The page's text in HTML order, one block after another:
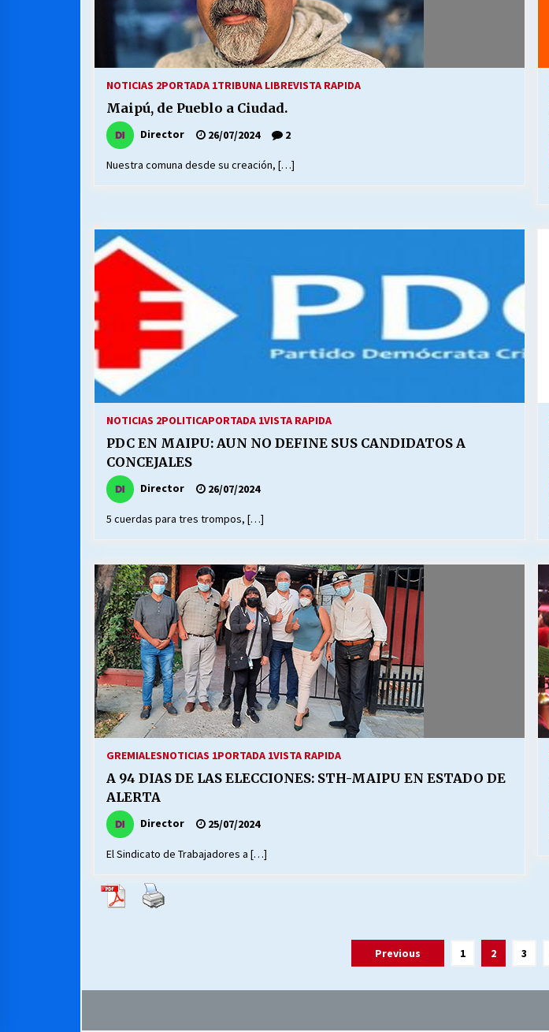
NOTICIAS 2PORTADA 1TRIBUNA LIBREVISTA RAPIDA
Maipú, de Pueblo a Ciudad.
Director 26/07/2024 2
Nuestra comuna desde su creación, […]
NOTICIAS 2POLITICAPORTADA 1VISTA RAPIDA
PDC EN MAIPU: AUN NO DEFINE SUS CANDIDATOS A
CONCEJALES
Director 26/07/2024
5 cuerdas para tres trompos, […]
GREMIALESNOTICIAS 1PORTADA 1VISTA RAPIDA
A 94 DIAS DE LAS ELECCIONES: STH-MAIPU EN ESTADO DE
ALERTA
Director 25/07/2024
El Sindicato de Trabajadores a […]
Previous 1 2 3